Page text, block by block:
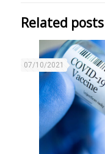
Related posts
07/10/2021